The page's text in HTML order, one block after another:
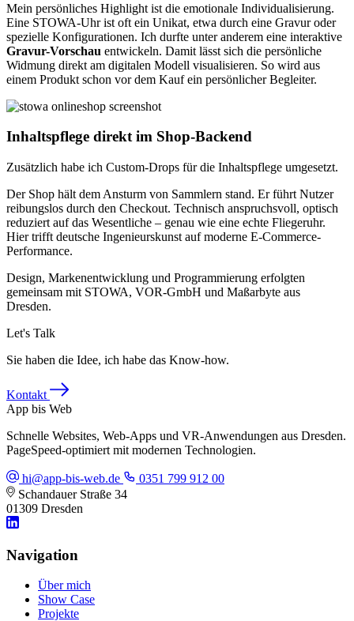
Mein persönliches Highlight ist die emotionale Individualisierung.
Eine STOWA-Uhr ist oft ein Unikat, etwa durch eine Gravur oder
spezielle Konfigurationen. Ich durfte unter anderem eine interaktive
Gravur-Vorschau entwickeln. Damit lässt sich die persönliche
Widmung direkt am digitalen Modell visualisieren. So wird aus
einem Produkt schon vor dem Kauf ein persönlicher Begleiter.
Inhaltspflege direkt im Shop-Backend
Zusätzlich habe ich Custom-Drops für die Inhaltspflege umgesetzt.
Der Shop hält dem Ansturm von Sammlern stand. Er führt Nutzer
reibungslos durch den Checkout. Technisch anspruchsvoll, optisch
reduziert auf das Wesentliche – genau wie eine echte Fliegeruhr.
Hier trifft deutsche Ingenieurskunst auf moderne E-Commerce-
Performance.
Design, Markenentwicklung und Programmierung erfolgten
gemeinsam mit STOWA, VOR-GmbH und Maßarbyte aus
Dresden.
Let's Talk
Sie haben die Idee, ich habe das Know-how.
Kontakt
App bis Web
Schnelle Websites, Web-Apps und VR-Anwendungen aus Dresden.
PageSpeed-optimiert mit modernen Technologien.
hi@app-bis-web.de
0351 799 912 00
Schandauer Straße 34
01309 Dresden
Navigation
Über mich
Show Case
Projekte